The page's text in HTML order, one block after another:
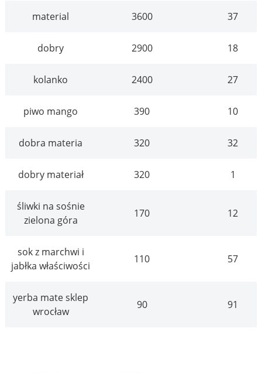
material 3600 37
dobry 2900 18
kolanko 2400 27
piwo mango 390 10
dobra materia 320 32
dobry materiał 320 1
śliwki na sośnie
zielona góra
170 12
sok z marchwi i
jabłka właściwości
110 57
yerba mate sklep
wrocław
90 91